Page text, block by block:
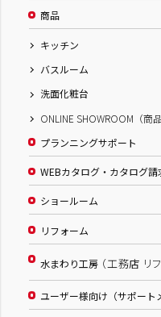
商品
キッチン
バスルーム
洗面化粧台
ONLINE SHOWROOM（商
プランニングサポート
WEBカタログ・カタログ請
ショールーム
リフォーム
水まわり工房 （工務店 リ
ユーザー様向け（サポート